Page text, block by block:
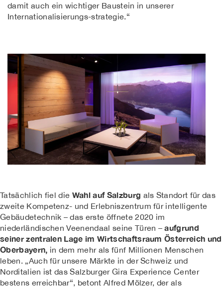
damit auch ein wichtiger Baustein in unserer
Internationalisierungs-strategie.“
Tatsächlich fiel die Wahl auf Salzburg als Standort für das
zweite Kompetenz- und Erlebniszentrum für intelligente
Gebäudetechnik – das erste öffnete 2020 im
niederländischen Veenendaal seine Türen –aufgrund
seiner zentralen Lage im Wirtschaftsraum Österreich und
Oberbayern, in dem mehr als fünf Millionen Menschen
leben. „Auch für unsere Märkte in der Schweiz und
Norditalien ist das Salzburger Gira Experience Center
bestens erreichbar“, betont Alfred Mölzer, der als